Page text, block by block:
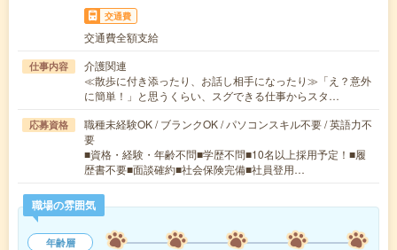
交通費
交通費全額支給
仕事内容
介護関連
≪散歩に付き添ったり、お話し相手になったり≫「え？意外
に簡単！」と思うくらい、スグできる仕事からスタ…
応募資格
職種未経験OK / ブランクOK / パソコンスキル不要 / 英語力不
要
■資格・経験・年齢不問■学歴不問■10名以上採用予定！■履
歴書不要■面談確約■社会保険完備■社員登用…
職場の雰囲気
年齢層